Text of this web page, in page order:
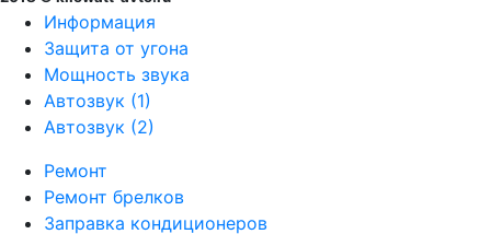
Информация
Защита от угона
Мощность звука
Автозвук (1)
Автозвук (2)
Ремонт
Ремонт брелков
Заправка кондиционеров